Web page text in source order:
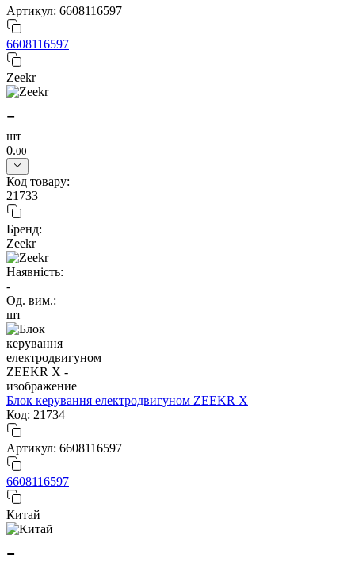
Артикул: 6608116597
6608116597
Zeekr
-
шт
0.00
Код товару:
21733
Бренд:
Zeekr
Наявність:
-
Од. вим.:
шт
Блок керування електродвигуном ZEEKR X
Код: 21734
Артикул: 6608116597
6608116597
Китай
-